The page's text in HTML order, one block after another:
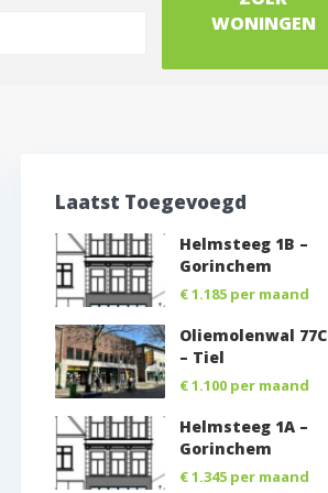
Laatst Toegevoegd
Helmsteeg 1B –
Gorinchem
€ 1.185 per maand
Oliemolenwal 77C
– Tiel
€ 1.100 per maand
Helmsteeg 1A –
Gorinchem
€ 1.345 per maand